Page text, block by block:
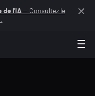
de l'IA— Consultez le